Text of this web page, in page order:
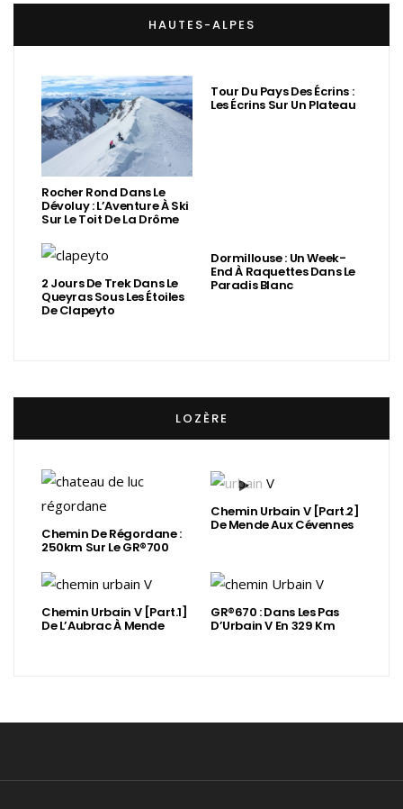
HAUTES-ALPES
Rocher Rond Dans Le
Dévoluy : L’Aventure À Ski
Sur Le Toit De La Drôme
Tour Du Pays Des Écrins :
Les Écrins Sur Un Plateau
2 Jours De Trek Dans Le
Queyras Sous Les Étoiles
De Clapeyto
Dormillouse : Un Week-
End À Raquettes Dans Le
Paradis Blanc
LOZÈRE
Chemin De Régordane :
250km Sur Le GR®700
Chemin Urbain V [Part.2]
De Mende Aux Cévennes
Chemin Urbain V [Part.1]
De L’Aubrac À Mende
GR®670 : Dans Les Pas
D’Urbain V En 329 Km